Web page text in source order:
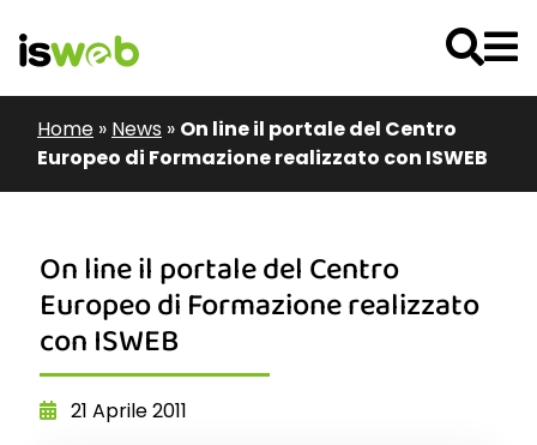
Home » News » On line il portale del Centro
Europeo di Formazione realizzato con ISWEB
On line il portale del Centro
Europeo di Formazione realizzato
con ISWEB
21 Aprile 2011